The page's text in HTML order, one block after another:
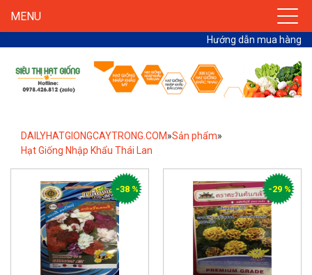
MENU
Hướng dẫn mua hàng
DAILYHATGIONGCAYTRONG.COM»Sản phẩm»
Hạt Giống Nhập Khẩu Thái Lan
-38 % -29 %